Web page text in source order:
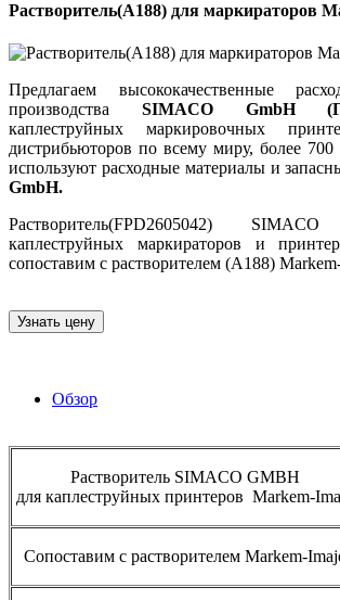
Растворитель(A188) для маркираторов
Предлагаем высококачественные
производства SIMACO GmbH
каплеструйных маркировочных
дистрибьюторов по всему миру, более 700
используют расходные материалы и
GmbH.
Растворитель(FPD2605042)
каплеструйных маркираторов и
сопоставим с растворителем (A188)
Узнать цену
Обзор
Растворитель SIMACO GMBH
для каплеструйных принтеров Markem-
Сопоставим с растворителем Markem-